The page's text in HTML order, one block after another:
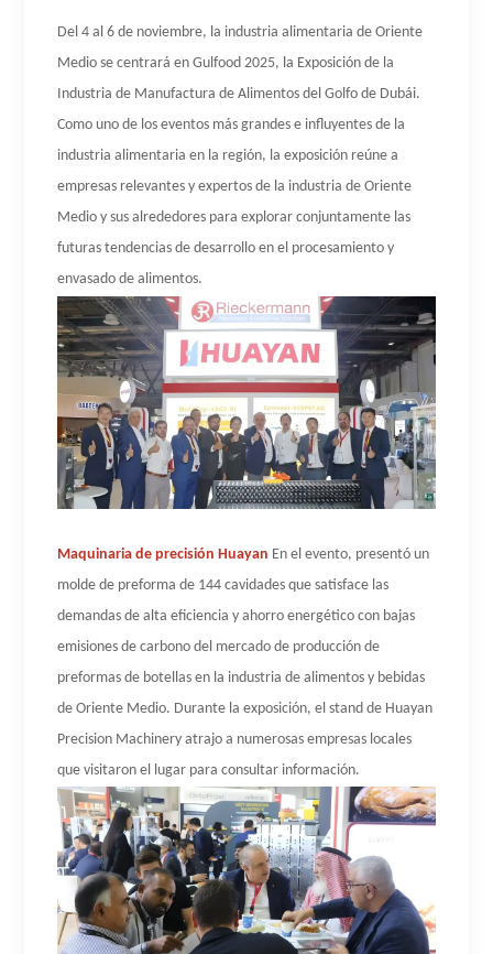
Del 4 al 6 de noviembre, la industria alimentaria de Oriente
Medio se centrará en Gulfood 2025, la Exposición de la
Industria de Manufactura de Alimentos del Golfo de Dubái.
Como uno de los eventos más grandes e influyentes de la
industria alimentaria en la región, la exposición reúne a
empresas relevantes y expertos de la industria de Oriente
Medio y sus alrededores para explorar conjuntamente las
futuras tendencias de desarrollo en el procesamiento y
envasado de alimentos.
Maquinaria de precisión Huayan En el evento, presentó un
molde de preforma de 144 cavidades que satisface las
demandas de alta eficiencia y ahorro energético con bajas
emisiones de carbono del mercado de producción de
preformas de botellas en la industria de alimentos y bebidas
de Oriente Medio. Durante la exposición, el stand de Huayan
Precision Machinery atrajo a numerosas empresas locales
que visitaron el lugar para consultar información.